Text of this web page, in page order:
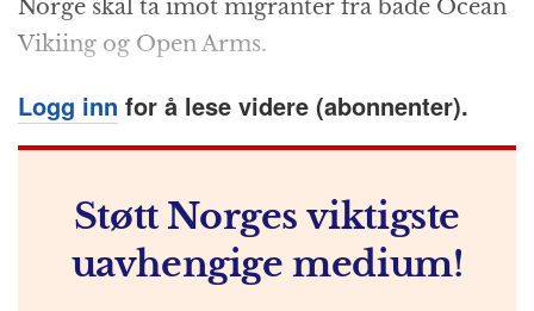
o
k
e
r
p
at m
Norge skal ta imot migranter fra både Ocean
Vikiing og Open Arms.
Logg inn for å lese videre (abonnenter).
Støtt Norges viktigste
uavhengige medium!